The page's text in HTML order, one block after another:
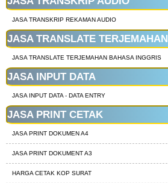
JASA TRANSKRIP REKAMAN AUDIO
JASA TRANSLATE TERJEMAHAN
JASA TRANSLATE TERJEMAHAN BAHASA INGGRIS
JASA INPUT DATA
JASA INPUT DATA - DATA ENTRY
JASA PRINT CETAK
JASA PRINT DOKUMEN A4
JASA PRINT DOKUMENT A3
HARGA CETAK KOP SURAT